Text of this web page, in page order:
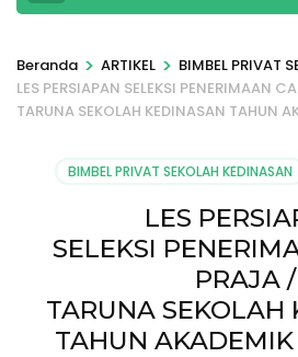
Beranda > ARTIKEL > BIMBEL PRIVAT
LES PERSIAPAN SELEKSI PENERIMAAN
TARUNA SEKOLAH KEDINASAN TAHUN
BIMBEL PRIVAT SEKOLAH KEDINASAN
LES
SELEKSI
PRAJA /
TARUNA SEKOLAH
TAHUN